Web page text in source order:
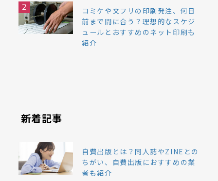
2
コミケや文フリの印刷発注、何日
前まで間に合う？理想的なスケジ
ュールとおすすめのネット印刷も
紹介
新着記事
自費出版とは？同人誌やZINEとの
ちがい、自費出版におすすめの業
者も紹介